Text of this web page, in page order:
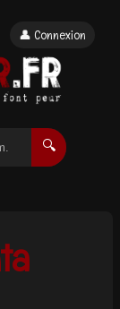
🔍
👤 Connexion